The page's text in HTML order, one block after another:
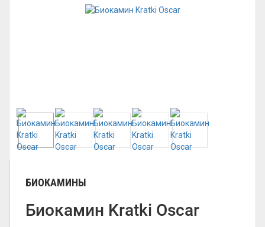
БИОКАМИНЫ
Биокамин Kratki Oscar